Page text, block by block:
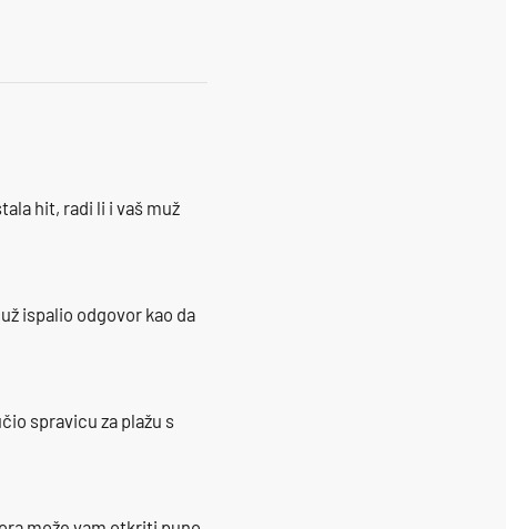
hit, radi li i vaš muž
ispalio odgovor kao da
spravicu za plažu s